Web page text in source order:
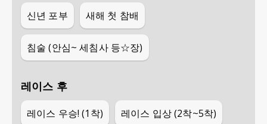
신년 포부 새해 첫 참배
침술 (안심~ 세침사 등☆장)
레이스 후
레이스 우승! (1착) 레이스 입상 (2착~5착)